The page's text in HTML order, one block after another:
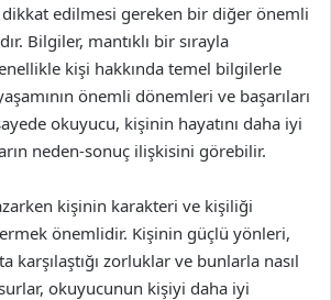
edilmesi gereken bir diğer önemli
Bilgiler, mantıklı bir sırayla
kişi hakkında temel bilgilerle
önemli dönemleri ve başarıları
okuyucu, kişinin hayatını daha iyi
neden-sonuç ilişkisini görebilir.
kişinin karakteri ve kişiliği
önemlidir. Kişinin güçlü yönleri,
karşılaştığı zorluklar ve bunlarla nasıl
okuyucunun kişiyi daha iyi